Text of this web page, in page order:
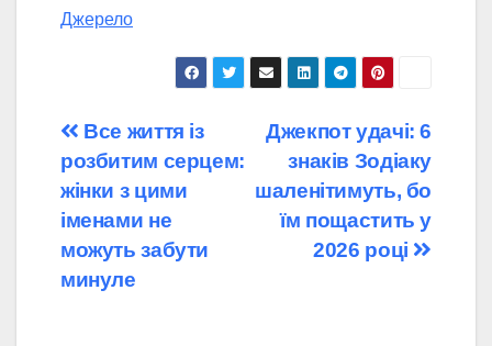
Джерело
Навігація
записів
Джекпот удачі: 6
знаків Зодіаку
шаленітимуть, бо
їм пощастить у
2026 році
Все життя із
розбитим серцем:
жінки з цими
іменами не
можуть забути
минуле